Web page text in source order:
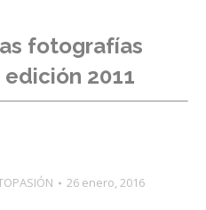
fotografías
2011
26 enero, 2016